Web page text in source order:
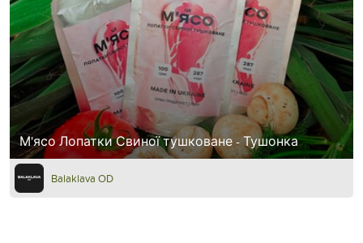
М'ясо Лопатки Свиної тушковане - Тушонка
Balaklava OD